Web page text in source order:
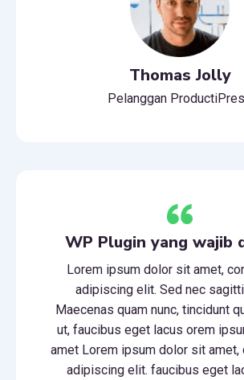
Thomas Jolly
Pelanggan
WP Plugin yang wajib
Lorem ipsum dolor sit amet,
adipiscing elit. Sed nec
Maecenas quam nunc, tincidunt
ut, faucibus eget lacus orem
amet Lorem ipsum dolor sit amet,
adipiscing elit. faucibus eget